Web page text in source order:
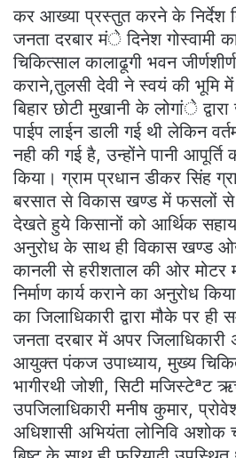
कर आख्या प्रस्तुत करने के निर्देश
जनता दरबार मंे दिनेश गोस्वामी
चिकित्साल कालाढूगी भवन
कराने,तुलसी देवी ने स्वयं की भूमि
बिहार छोटी मुखानी के लोगांे
पाईप लाईन डाली गई थी लेकिन
नही की गई है, उन्होंने पानी
किया। ग्राम प्रधान डीकर सिंह
बरसात से विकास खण्ड में फसलों
देखते हुये किसानों को आर्थिक
अनुरोध के साथ ही विकास खण्ड
कानली से हरीशताल की ओर मोटर
निर्माण कार्य कराने का अनुरोध
का जिलाधिकारी द्वारा मौके पर ही
जनता दरबार में अपर
आयुक्त पंकज उपाध्याय, मुख्य
भागीरथी जोशी, सिटी मजिस्टेªट
उपजिलाधिकारी मनीष कुमार,
अधिशासी अभियंता लोनिवि अशोक